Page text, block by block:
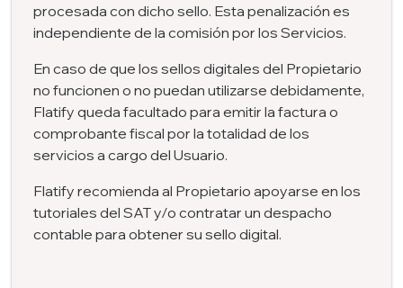
procesada con dicho sello. Esta penalización es
independiente de la comisión por los Servicios.
En caso de que los sellos digitales del Propietario
no funcionen o no puedan utilizarse debidamente,
Flatify queda facultado para emitir la factura o
comprobante fiscal por la totalidad de los
servicios a cargo del Usuario.
Flatify recomienda al Propietario apoyarse en los
tutoriales del SAT y/o contratar un despacho
contable para obtener su sello digital.